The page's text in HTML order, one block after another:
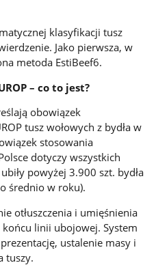
klasyfikacji tusz
Jako pierwsza, w
metoda EstiBeef6.
– co to jest?
obowiązek
tusz wołowych z bydła w
stosowania
dotyczy wszystkich
powyżej 3.900 szt. bydła
średnio w roku).
otłuszczenia i umięśnienia
linii ubojowej. System
ustalenie masy i
tuszy.